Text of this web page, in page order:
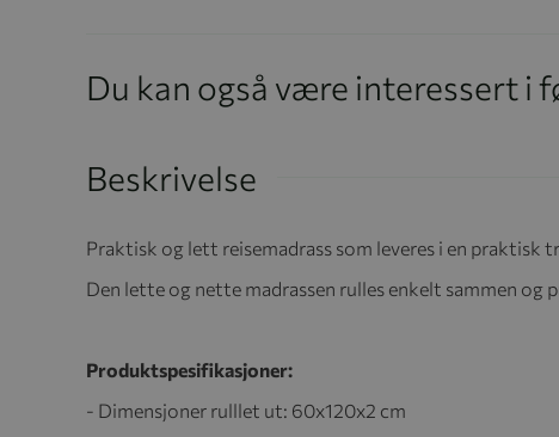
Beskrivelse
Praktisk og lett reisemadrass som leveres i en praktisk
Den lette og nette madrassen rulles enkelt sammen
Produktspesifikasjoner:
- Dimensjoner rulllet ut: 60x120x2 cm
Du kan også være interessert i